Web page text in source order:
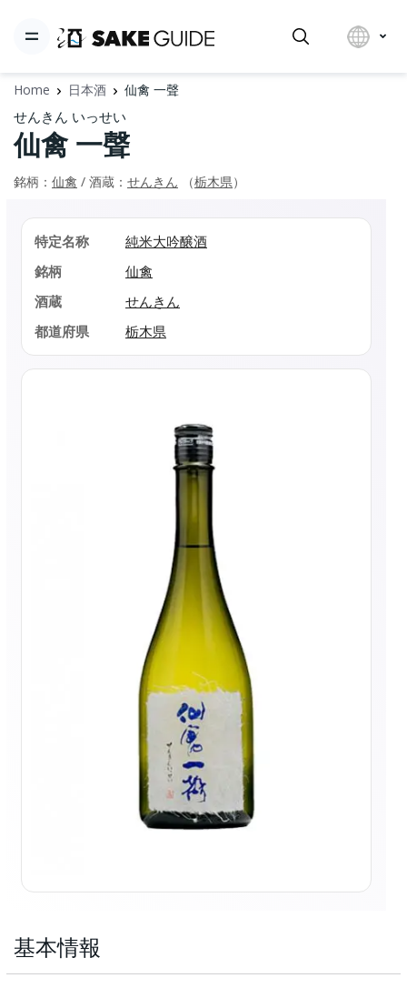
Home 日本酒 仙禽 一聲
せんきん いっせい
仙禽 一聲
銘柄： 仙禽 / 酒蔵： せんきん （栃木県）
特定名称
純米大吟醸酒
銘柄
仙禽
酒蔵
せんきん
都道府県
栃木県
基本情報